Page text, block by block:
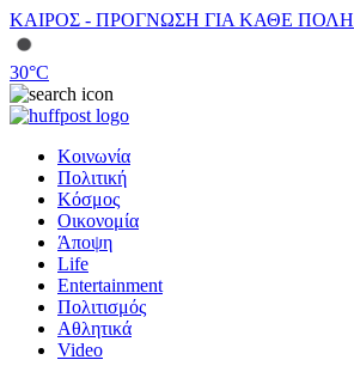
ΚΑΙΡΟΣ - ΠΡΟΓΝΩΣΗ ΓΙΑ ΚΑΘΕ ΠΟΛΗ
30°C
Κοινωνία
Πολιτική
Κόσμος
Οικονομία
Άποψη
Life
Entertainment
Πολιτισμός
Αθλητικά
Video